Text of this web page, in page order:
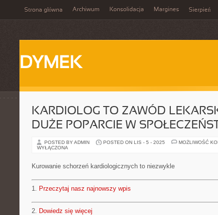
Strona główna Archiwum Konsolidacja Margines Sierpień
DYMEK
KARDIOLOG TO ZAWÓD
DUŻE POPARCIE W
POSTED BY ADMIN POSTED ON LIS - 5 - 2025
MOŻLIWOŚĆ
WYŁĄCZONA
Kurowanie schorzeń kardiologicznych to niezwykle
1. Przeczytaj nasz najnowszy wpis
2. Dowiedz się więcej